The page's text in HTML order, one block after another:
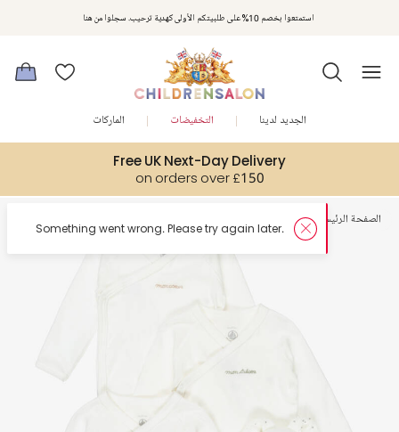
استمتعوا بخصم 10% على طلبيتكم الأولى كهدية ترحيب. سجلوا من هنا
Free UK Next-Day Delivery
on orders over £150
الجديد لدينا التخفيضات الماركات
الصفحة الرئيسية